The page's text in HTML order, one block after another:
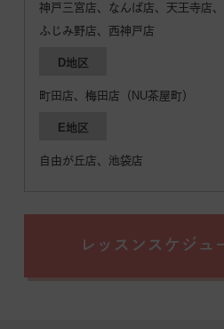
神戸三宮店、なんば店、天王寺店
ふじみ野店、西神戸店
D地区
町田店、梅田店（NU茶屋町）
E地区
自由が丘店、池袋店
レッスンスケジュ